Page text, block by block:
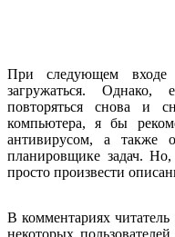
При следующем входе
загружаться. Однако,
повторяться снова и
компьютера, я бы
антивирусом, а также
планировщике задач.
просто произвести
В комментариях читатель
некоторых